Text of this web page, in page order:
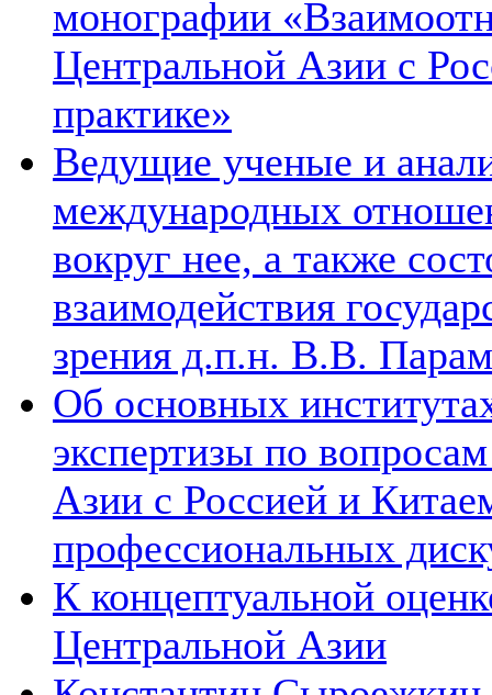
монографии
Центральной Азии с
практике»
Ведущие ученые и
международных
вокруг нее, а также
взаимодействия
зрения д.п.н. В.В.
Об основных
экспертизы по
Азии с Россией и
профессиональных
К концептуальной
Центральной Азии